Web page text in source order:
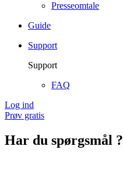
Presseomtale
Guide
Support
Support
FAQ
Log ind
Prøv gratis
Har du spørgsmål ?